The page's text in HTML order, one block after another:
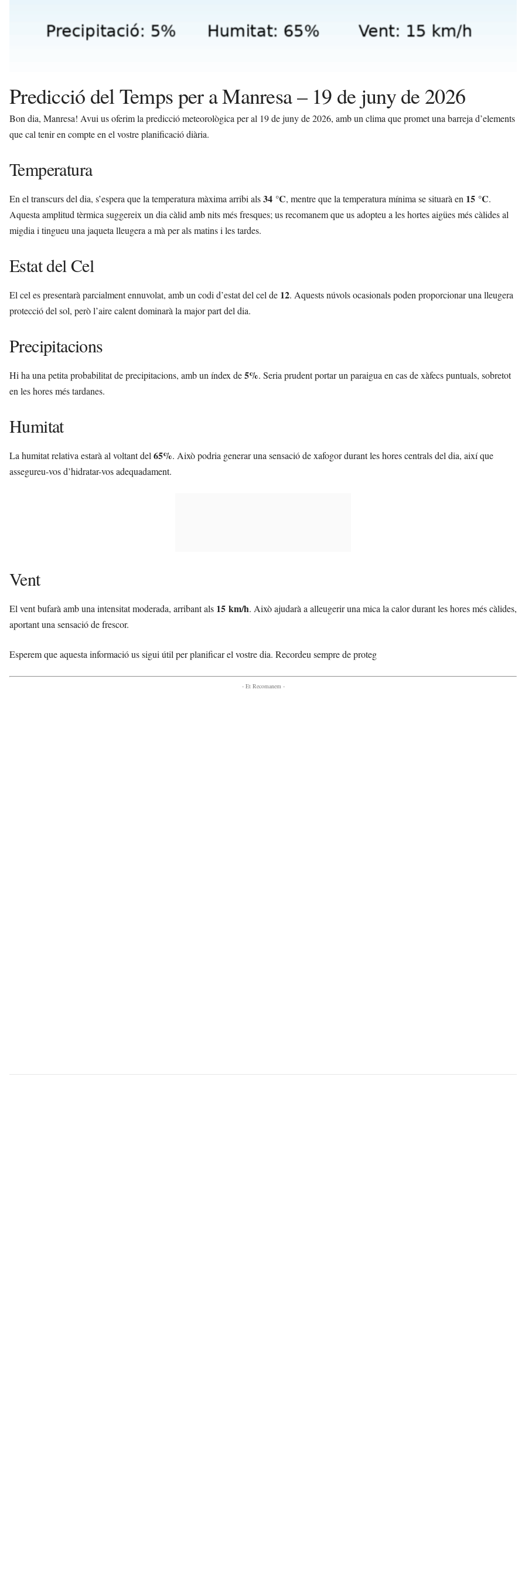
Predicció del Temps per a Manresa – 19 de juny de 2026
Bon dia, Manresa! Avui us oferim la predicció meteorològica per al 19 de juny de 2026, amb un clima que promet una barreja d’elements
que cal tenir en compte en el vostre planificació diària.
Temperatura
En el transcurs del dia, s’espera que la temperatura màxima arribi als34 °C, mentre que la temperatura mínima se situarà en 15 °C.
Aquesta amplitud tèrmica suggereix un dia càlid amb nits més fresques; us recomanem que us adopteu a les hortes aigües més càlides al
migdia i tingueu una jaqueta lleugera a mà per als matins i les tardes.
Estat del Cel
El cel es presentarà parcialment ennuvolat, amb un codi d’estat del cel de 12. Aquests núvols ocasionals poden proporcionar una lleugera
protecció del sol, però l’aire calent dominarà la major part del dia.
Precipitacions
Hi ha una petita probabilitat de precipitacions, amb un índex de5%. Seria prudent portar un paraigua en cas de xàfecs puntuals, sobretot
en les hores més tardanes.
Humitat
La humitat relativa estarà al voltant del 65%. Això podria generar una sensació de xafogor durant les hores centrals del dia, així que
assegureu-vos d’hidratar-vos adequadament.
Vent
El vent bufarà amb una intensitat moderada, arribant als 15 km/h. Això ajudarà a alleugerir una mica la calor durant les hores més càlides,
aportant una sensació de frescor.
Esperem que aquesta informació us sigui útil per planificar el vostre dia. Recordeu sempre de proteg
- Et Recomanem -